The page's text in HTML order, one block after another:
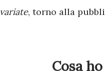
variate, torno alla
Cosa